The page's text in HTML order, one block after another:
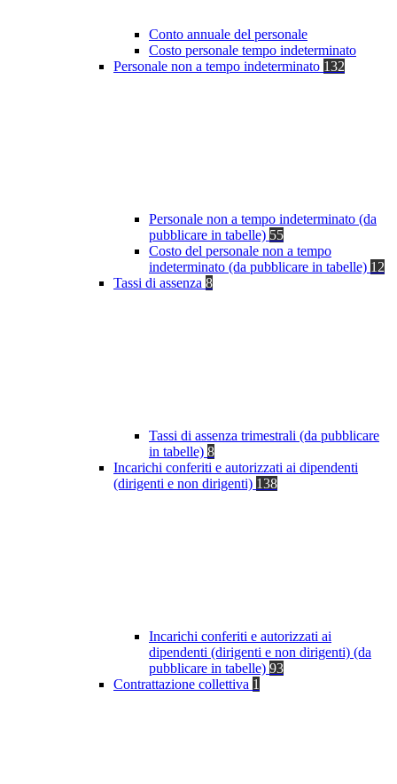
Conto annuale del personale
Costo personale tempo indeterminato
Personale non a tempo indeterminato 132
Personale non a tempo indeterminato (da
pubblicare in tabelle) 55
Costo del personale non a tempo
indeterminato (da pubblicare in tabelle) 12
Tassi di assenza 8
Tassi di assenza trimestrali (da pubblicare
in tabelle) 8
Incarichi conferiti e autorizzati ai dipendenti
(dirigenti e non dirigenti) 138
Incarichi conferiti e autorizzati ai
dipendenti (dirigenti e non dirigenti) (da
pubblicare in tabelle) 93
Contrattazione collettiva 1